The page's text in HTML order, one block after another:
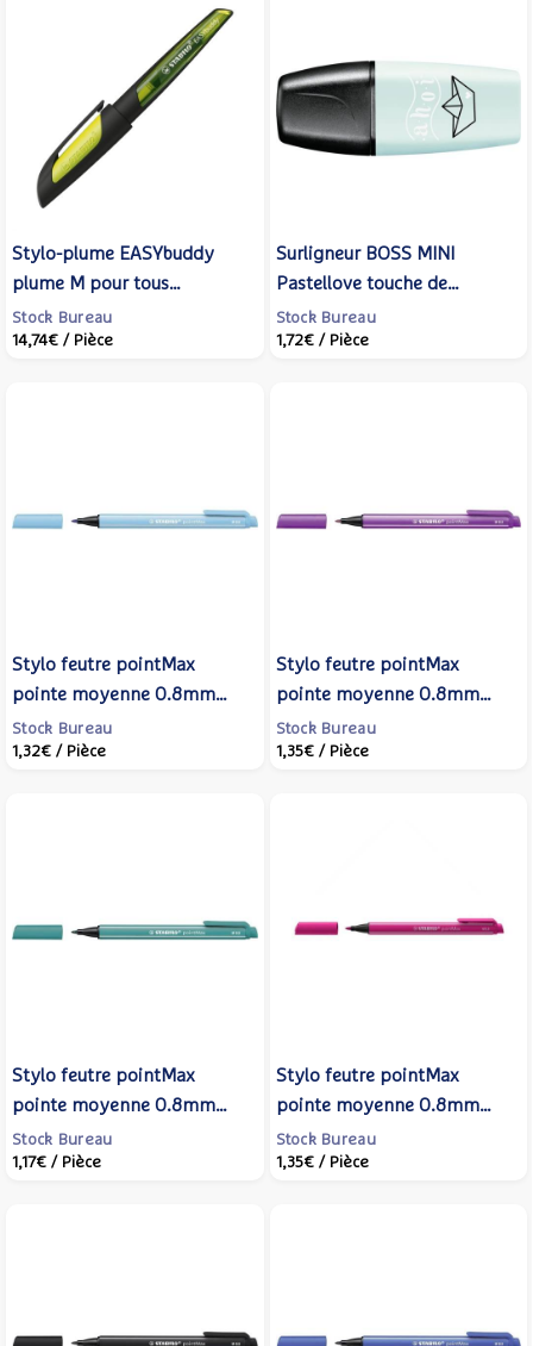
Stylo-plume EASYbuddy
plume M pour tous
noir/jaune - STABILO
Stock Bureau
14,74€ / Pièce
Surligneur BOSS MINI
Pastellove touche de
turquoise - STABILO
Stock Bureau
1,72€ / Pièce
Stylo feutre pointMax
pointe moyenne 0.8mm
bleu azur - STABILO
Stock Bureau
1,32€ / Pièce
Stylo feutre pointMax
pointe moyenne 0.8mm
lilas - STABILO
Stock Bureau
1,35€ / Pièce
Stylo feutre pointMax
pointe moyenne 0.8mm
turquoise - STABILO
Stock Bureau
1,17€ / Pièce
Stylo feutre pointMax
pointe moyenne 0.8mm
Rose Foncé - STABILO
Stock Bureau
1,35€ / Pièce